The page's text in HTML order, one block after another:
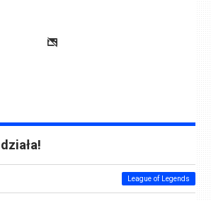
League of Legends